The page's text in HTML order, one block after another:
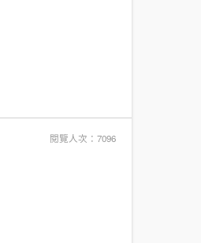
閱覽人次：7096